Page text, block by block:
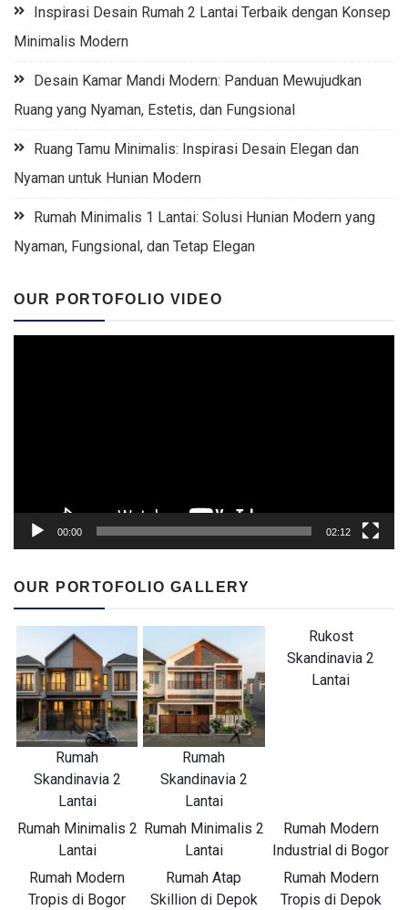
Inspirasi Desain Rumah 2 Lantai Terbaik dengan Konsep
Minimalis Modern
Desain Kamar Mandi Modern: Panduan Mewujudkan
Ruang yang Nyaman, Estetis, dan Fungsional
Ruang Tamu Minimalis: Inspirasi Desain Elegan dan
Nyaman untuk Hunian Modern
Rumah Minimalis 1 Lantai: Solusi Hunian Modern yang
Nyaman, Fungsional, dan Tetap Elegan
OUR PORTOFOLIO VIDEO
00:00 02:12
OUR PORTOFOLIO GALLERY
Rumah
Skandinavia 2
Lantai
Rumah
Skandinavia 2
Lantai
Rukost
Skandinavia 2
Lantai
Rumah Minimalis 2
Lantai
Rumah Minimalis 2
Lantai
Rumah Modern
Industrial di Bogor
Rumah Modern
Tropis di Bogor
Rumah Atap
Skillion di Depok
Rumah Modern
Tropis di Depok